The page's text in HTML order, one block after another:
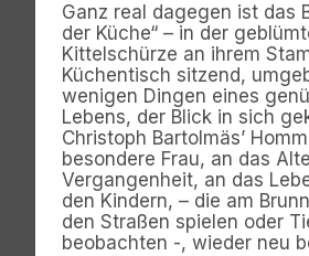
Ganz real dagegen ist das
der Küche“ – in der
Kittelschürze an ihrem
Küchentisch sitzend,
wenigen Dingen eines
Lebens, der Blick in sich
Christoph Bartolmäs’
besondere Frau, an das
Vergangenheit, an das
den Kindern, – die am
den Straßen spielen oder
beobachten -, wieder neu